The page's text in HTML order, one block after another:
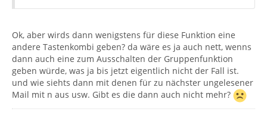
Ok, aber wirds dann wenigstens für diese Funktion eine
andere Tastenkombi geben? da wäre es ja auch nett, wenns
dann auch eine zum Ausschalten der Gruppenfunktion
geben würde, was ja bis jetzt eigentlich nicht der Fall ist.
und wie siehts dann mit denen für zu nächster ungelesener
Mail mit n aus usw. Gibt es die dann auch nicht mehr?